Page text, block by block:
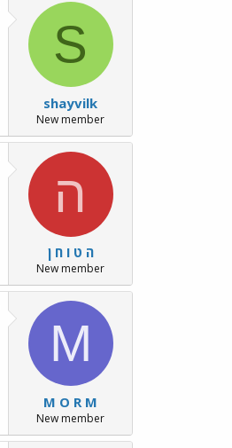
S
shayvilk
New member
ה
ה ט ו ח ן
New member
M
M O R M
New member